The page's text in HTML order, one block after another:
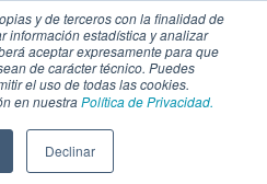
y de terceros con la finalidad de
información estadística y analizar
aceptar expresamente para que
de carácter técnico. Puedes
el uso de todas las cookies.
en nuestraPolítica de Privacidad.
Declinar